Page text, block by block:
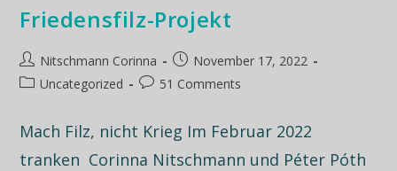
Friedensfilz-Projekt
Nitschmann Corinna
November 17, 2022
Uncategorized
51 Comments
Mach Filz, nicht Krieg Im Februar 2022
tranken Corinna Nitschmann und Péter Póth